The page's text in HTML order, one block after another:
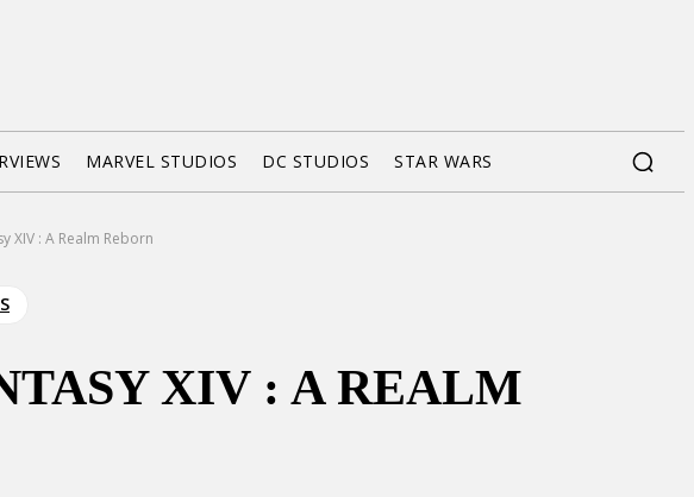
MARVEL STUDIOS DC STUDIOS STAR WARS
XIV : A Realm Reborn
XIV : A REALM